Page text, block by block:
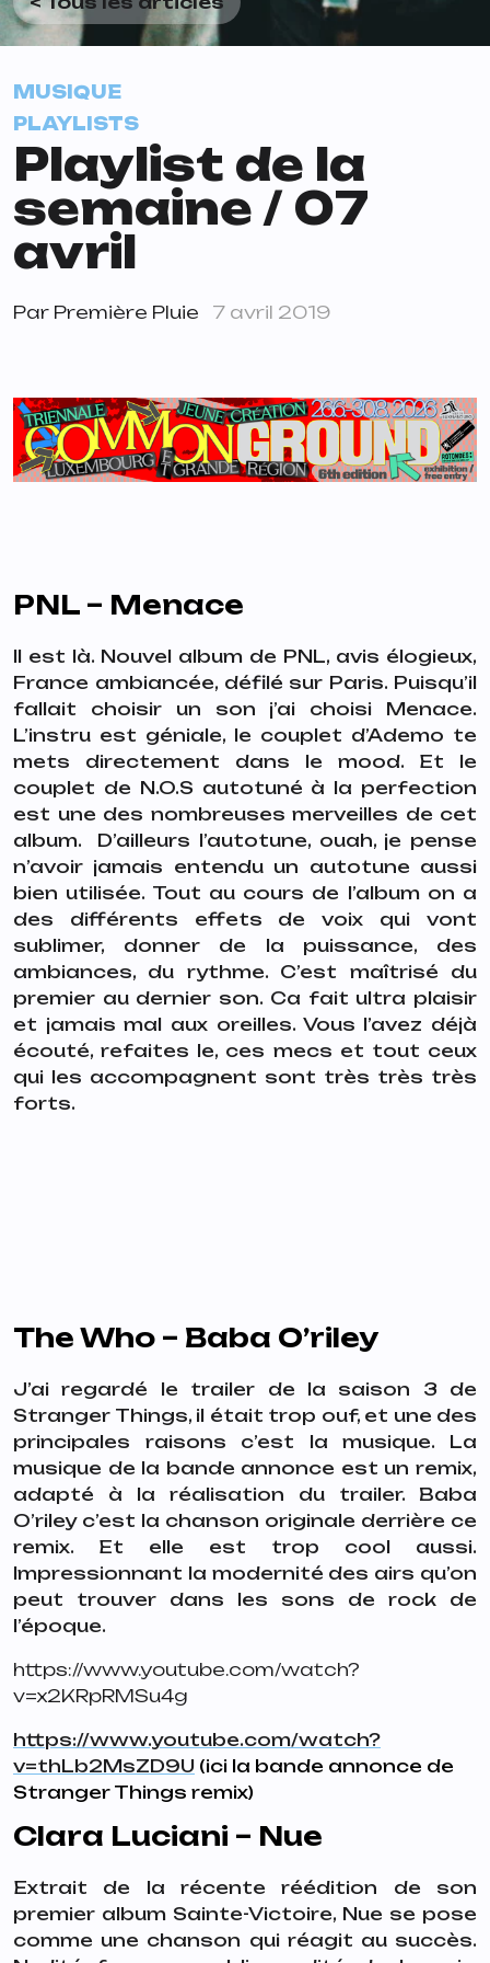
MUSIQUE
PLAYLISTS
Playlist de la
semaine / 07
avril
Par Première Pluie 7 avril 2019
PNL – Menace
Il est là. Nouvel album de PNL, avis élogieux,
France ambiancée, défilé sur Paris. Puisqu’il
fallait choisir un son j’ai choisi Menace.
L’instru est géniale, le couplet d’Ademo te
mets directement dans le mood. Et le
couplet de N.O.S autotuné à la perfection
est une des nombreuses merveilles de cet
album. D’ailleurs l’autotune, ouah, je pense
n’avoir jamais entendu un autotune aussi
bien utilisée. Tout au cours de l’album on a
des différents effets de voix qui vont
sublimer, donner de la puissance, des
ambiances, du rythme. C’est maîtrisé du
premier au dernier son. Ca fait ultra plaisir
et jamais mal aux oreilles. Vous l’avez déjà
écouté, refaites le, ces mecs et tout ceux
qui les accompagnent sont très très très
forts.
The Who – Baba O’riley
J’ai regardé le trailer de la saison 3 de
Stranger Things, il était trop ouf, et une des
principales raisons c’est la musique. La
musique de la bande annonce est un remix,
adapté à la réalisation du trailer. Baba
O’riley c’est la chanson originale derrière ce
remix. Et elle est trop cool aussi.
Impressionnant la modernité des airs qu’on
peut trouver dans les sons de rock de
l’époque.
https://www.youtube.com/watch?
v=x2KRpRMSu4g
https://www.youtube.com/watch?
v=thLb2MsZD9U (ici la bande annonce de
Stranger Things remix)
Clara Luciani – Nue
Extrait de la récente réédition de son
premier album Sainte-Victoire, Nue se pose
comme une chanson qui réagit au succès.